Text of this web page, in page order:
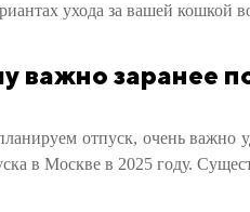
ухода за вашей кошкой
важно заранее
отпуск, очень важно
в Москве в 2025 году.